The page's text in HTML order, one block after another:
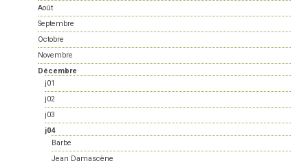
Août
Septembre
Octobre
Novembre
Décembre
j01
j02
j03
j04
Barbe
Jean Damascène